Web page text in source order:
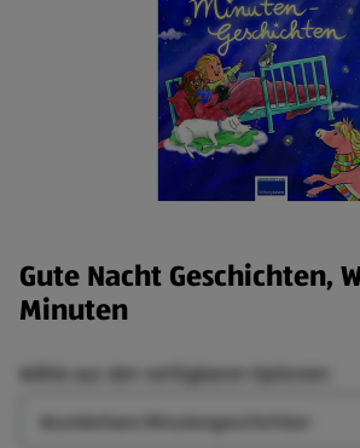
Gute Nacht Geschichten,
Minuten
Wähle aus den verfügbaren Optionen: